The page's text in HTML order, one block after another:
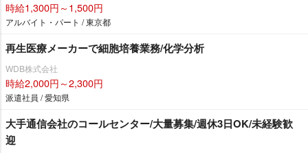
時給1,300円～1,500円
アルバイト・パート / 東京都
再生医療メーカーで細胞培養業務/化学分析
WDB株式会社
時給2,000円～2,300円
派遣社員 / 愛知県
大手通信会社のコールセンター/大量募集/週休3日OK/未経験歓
迎